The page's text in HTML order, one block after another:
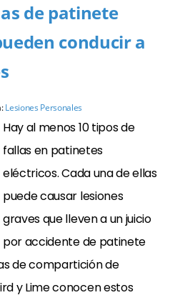
de patinete
conducir a
Lesiones Personales
Hay al menos 10 tipos de
fallas en patinetes
eléctricos. Cada una de ellas
puede causar lesiones
graves que lleven a un juicio
por accidente de patinete
de compartición de
y Lime conocen estos